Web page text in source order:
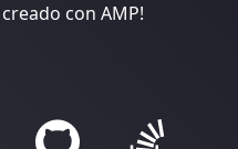
con AMP!